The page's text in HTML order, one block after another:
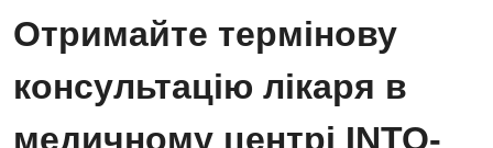
Енциклопедія
Діагностичне відділення
Інструментальна діагностика
Відділення кардіосудинної патології та неврології
Відділення невідкладних станів
Відділення інтенсивної терапії
Отримайте термінову
консультацію лікаря в
медичному центрі INTO-